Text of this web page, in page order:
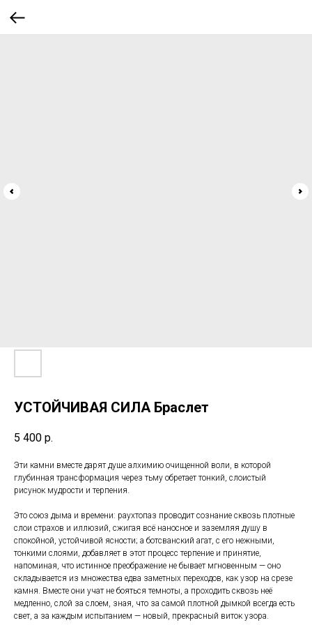
УСТОЙЧИВАЯ СИЛА Браслет
5 400 р.
Эти камни вместе дарят душе алхимию очищенной воли, в которой
глубинная трансформация через тьму обретает тонкий, слоистый
рисунок мудрости и терпения.
Это союз дыма и времени: раухтопаз проводит сознание сквозь плотные
слои страхов и иллюзий, сжигая всё наносное и заземляя душу в
спокойной, устойчивой ясности; а ботсванский агат, с его нежными,
тонкими слоями, добавляет в этот процесс терпение и принятие,
напоминая, что истинное преображение не бывает мгновенным — оно
складывается из множества едва заметных переходов, как узор на срезе
камня. Вместе они учат не бояться темноты, а проходить сквозь неё
медленно, слой за слоем, зная, что за самой плотной дымкой всегда есть
свет, а за каждым испытанием — новый, прекрасный виток узора.